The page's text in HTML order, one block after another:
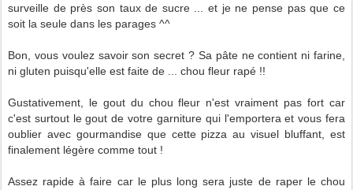
surveille de près son taux de sucre ... et je ne pense pas que ce
soit la seule dans les parages ^^
Bon, vous voulez savoir son secret ? Sa pâte ne contient ni farine,
ni gluten puisqu'elle est faite de ... chou fleur rapé !!
Gustativement, le gout du chou fleur n'est vraiment pas fort car
c'est surtout le gout de votre garniture qui l'emportera et vous fera
oublier avec gourmandise que cette pizza au visuel bluffant, est
finalement légère comme tout !
Assez rapide à faire car le plus long sera juste de raper le chou